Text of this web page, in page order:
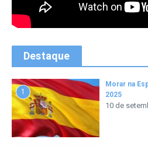
Destaque
1
Morar na
2025
10 de